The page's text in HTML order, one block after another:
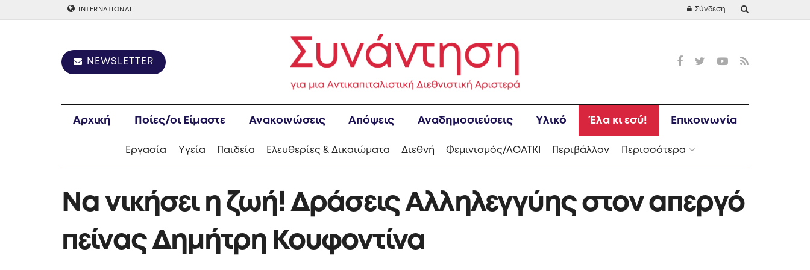
INTERNATIONAL Σύνδεση
NEWSLETTER
Αρχική Ποίες/οι Είμαστε Ανακοινώσεις Απόψεις Αναδημοσιεύσεις Υλικό Έλα κι εσύ! Επικοινωνία
Εργασία Υγεία Παιδεία Ελευθερίες & Δικαιώματα Διεθνή Φεμινισμός/ΛΟΑΤΚΙ Περιβάλλον Περισσότερα
Να νικήσει η ζωή! Δράσεις Αλληλεγγύης στον απεργό
πείνας Δημήτρη Κουφοντίνα